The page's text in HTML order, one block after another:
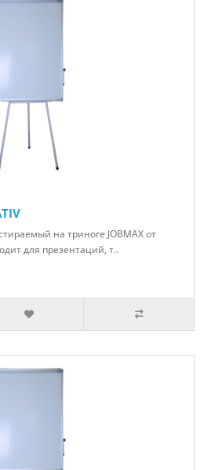
на триноге JOBMAX от
для презентаций, т..